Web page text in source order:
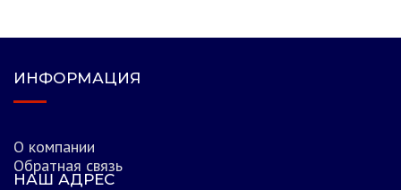
ИНФОРМАЦИЯ
О компании
Обратная связь
НАШ АДРЕС